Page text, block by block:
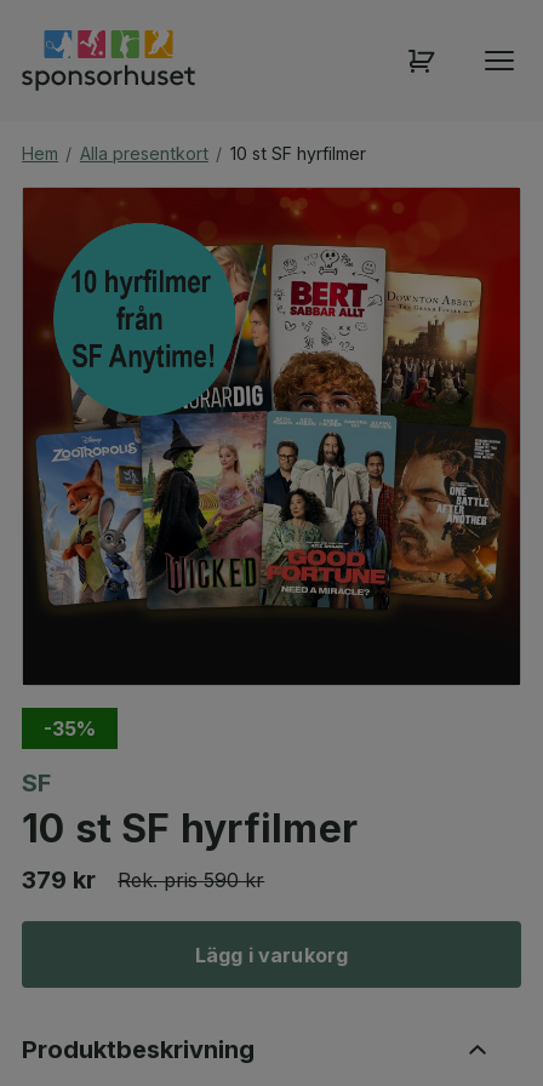
Hem / Alla presentkort / 10 st SF hyrfilmer
-35%
SF
10 st SF hyrfilmer
379 kr Rek. pris 590 kr
Lägg i varukorg
Produktbeskrivning